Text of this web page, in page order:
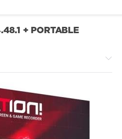
+ PORTABLE